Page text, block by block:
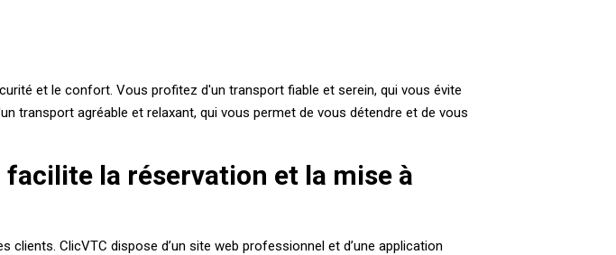
et le confort. Vous profitez d'un transport fiable et serein, qui vous évite
transport agréable et relaxant, qui vous permet de vous détendre et de vous
la réservation et la mise à
ClicVTC dispose d’un site web professionnel et d’une application